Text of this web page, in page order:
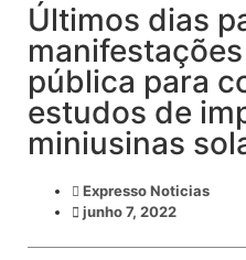
Últimos dias
pública para
estudos de
miniusinas
Expresso Noticias
junho 7, 2022